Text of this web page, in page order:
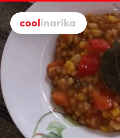
Preskoči na glavni sadržaj